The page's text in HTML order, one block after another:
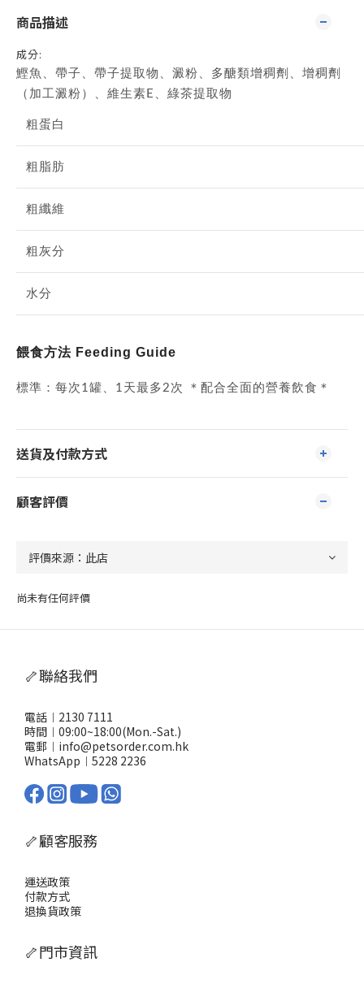
商品描述
成分:
鰹魚、帶子、帶子提取物、澱粉、多醣類增稠劑、增稠劑
（加工澱粉）、維生素E、綠茶提取物
粗蛋白
粗脂肪
粗纖維
粗灰分
水分
餵食方法 Feeding Guide
標準：每次1罐、1天最多2次 ＊配合全面的營養飲食＊
送貨及付款方式
顧客評價
尚未有任何評價
🦴聯絡我們
電話︱2130 7111
時間︱09:00~18:00(Mon.-Sat.)
電郵︱info@petsorder.com.hk
WhatsApp︱ 5228 2236
🦴顧客服務
運送政策
付款方式
退換貨政策
🦴門市資訊